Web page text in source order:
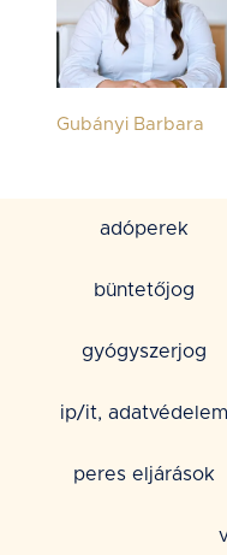
Gubányi Barbara
adóperek
büntetőjog
gyógyszerjog
ip/it, adatvédelem
peres eljárások